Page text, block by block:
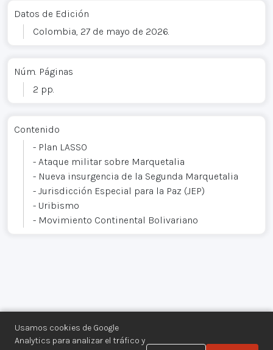
Usamos cookies de Google
Analytics para analizar el tráfico y
Datos de Edición
Colombia, 27 de mayo de 2026.
Núm. Páginas
2 pp.
Contenido
- Plan LASSO
- Ataque militar sobre Marquetalia
- Nueva insurgencia de la Segunda Marquetalia
- Jurisdicción Especial para la Paz (JEP)
- Uribismo
- Movimiento Continental Bolivariano